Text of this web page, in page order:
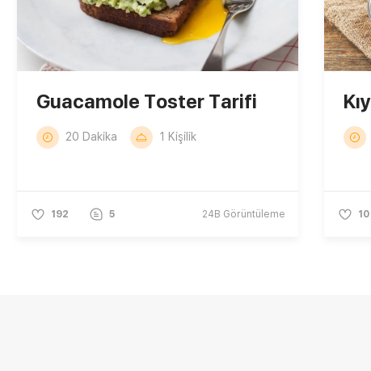
Guacamole Toster Tarifi
20 Dakika 1 Kişilik
192 5 24B Görüntüleme